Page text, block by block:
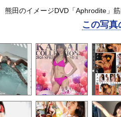
熊田のイメージDVD「Aphrodite」
この写真